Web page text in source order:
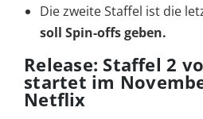
Die zweite Staffel ist die
soll Spin-offs geben.
Release: Staffel 2
startet im
Netflix